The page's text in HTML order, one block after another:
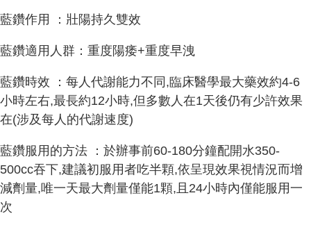
藍鑽作用 ：壯陽持久雙效
藍鑽適用人群：重度陽痿+重度早洩
藍鑽時效 ：每人代謝能力不同,臨床醫學最大藥效約4-6
小時左右,最長約12小時,但多數人在1天後仍有少許效果
在(涉及每人的代謝速度)
藍鑽服用的方法 ：於辦事前60-180分鐘配開水350-
500cc吞下,建議初服用者吃半顆,依呈現效果視情況而增
減劑量,唯一天最大劑量僅能1顆,且24小時內僅能服用一
次